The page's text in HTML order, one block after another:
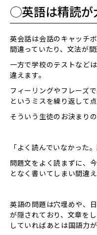
◯英語は精読が
英会話は会話のキャッチ
間違っていたり、文法が
一方で学校のテストなど
違えます。
フィーリングやフレーズ
というミスを繰り返して
そういう生徒のお決まり
「よく読んでいなかった
問題文をよく読まずに、
となく書いてしまい間違え
英語の問題は穴埋めや、
が隠されており、文章を
していればあとは国語力